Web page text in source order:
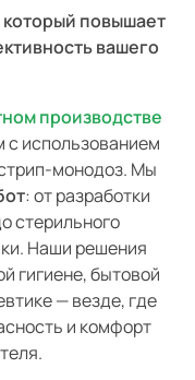
повышает
вашего
производстве
с использованием
монодоз. Мы
: от разработки
стерильного
Наши решения
гигиене, бытовой
— везде, где
и комфорт